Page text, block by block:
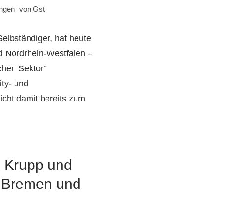
von Gst
hat heute
Nordrhein-Westfalen –
Sektor“
und
damit bereits zum
Krupp und
und